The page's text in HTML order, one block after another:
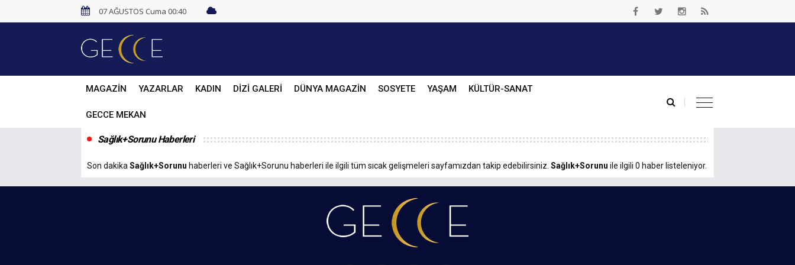
07 AĞUSTOS Cuma 00:40
MAGAZİN YAZARLAR KADIN DİZİ GALERİ DÜNYA MAGAZİN SOSYETE YAŞAM KÜLTÜR-SANAT
GECCE MEKAN
Sağlık+Sorunu Haberleri
Son dakika Sağlık+Sorunu haberleri ve Sağlık+Sorunu haberleri ile ilgili tüm sıcak gelişmeleri sayfamızdan takip edebilirsiniz. Sağlık+Sorunu ile ilgili 0 haber listeleniyor.